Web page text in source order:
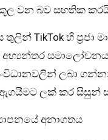
වන බව සහතික
TikTok හි ප්‍රජා
අභ්‍යන්තර
ලබා
ලක් කර සිසුන්
අනාගතය